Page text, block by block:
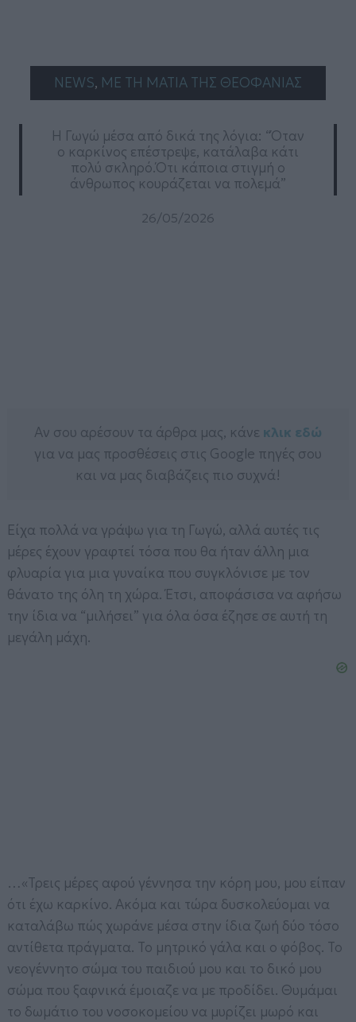
NEWS, ΜΕ ΤΗ ΜΑΤΙΑ ΤΗΣ ΘΕΟΦΑΝΙΑΣ
Η Γωγώ μέσα από δικά της λόγια: “Όταν
ο καρκίνος επέστρεψε, κατάλαβα κάτι
πολύ σκληρό.Ότι κάποια στιγμή ο
άνθρωπος κουράζεται να πολεμά”
26/05/2026
Αν σου αρέσουν τα άρθρα μας, κάνε κλικ εδώ
για να μας προσθέσεις στις Google πηγές σου
και να μας διαβάζεις πιο συχνά!
Είχα πολλά να γράψω για τη Γωγώ, αλλά αυτές τις
μέρες έχουν γραφτεί τόσα που θα ήταν άλλη μια
φλυαρία για μια γυναίκα που συγκλόνισε με τον
θάνατο της όλη τη χώρα. Έτσι, αποφάσισα να αφήσω
την ίδια να “μιλήσει” για όλα όσα έζησε σε αυτή τη
μεγάλη μάχη.
…«Τρεις μέρες αφού γέννησα την κόρη μου, μου είπαν
ότι έχω καρκίνο. Ακόμα και τώρα δυσκολεύομαι να
καταλάβω πώς χωράνε μέσα στην ίδια ζωή δύο τόσο
αντίθετα πράγματα. Το μητρικό γάλα και ο φόβος. Το
νεογέννητο σώμα του παιδιού μου και το δικό μου
σώμα που ξαφνικά έμοιαζε να με προδίδει. Θυμάμαι
το δωμάτιο του νοσοκομείου να μυρίζει μωρό και